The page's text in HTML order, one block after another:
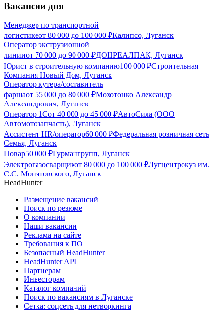
Вакансии дня
Менеджер по транспортной
логистикеот 80 000 до 100 000 ₽Калипсо, Луганск
Оператор экструзионной
линииот 70 000 до 90 000 ₽ДОНРЕАЛПАК, Луганск
Юрист в строительную компанию100 000 ₽Строительная
Компания Новый Дом, Луганск
Оператор кутера/составитель
фаршаот 55 000 до 80 000 ₽Мохотонко Александр
Александрович, Луганск
Оператор 1Сот 40 000 до 45 000 ₽АвтоСила (ООО
Автомотозапчасть), Луганск
Ассистент HR/оператор60 000 ₽Федеральная розничная сеть
Семья, Луганск
Повар50 000 ₽Гурмангрупп, Луганск
Электрогазосварщикот 80 000 до 100 000 ₽Лугцентрокуз им.
С.С. Монятовского, Луганск
HeadHunter
Размещение вакансий
Поиск по резюме
О компании
Наши вакансии
Реклама на сайте
Требования к ПО
Безопасный HeadHunter
HeadHunter API
Партнерам
Инвесторам
Каталог компаний
Поиск по вакансиям в Луганске
Сетка: соцсеть для нетворкинга